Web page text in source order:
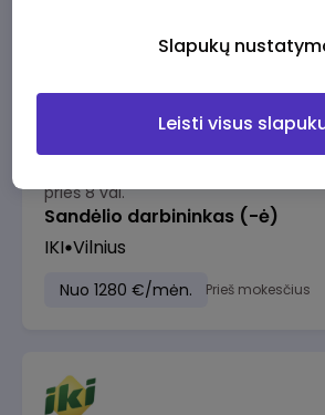
3000 - 3650 €/mėn. Prieš
prieš 8 val.
Sandėlio darbininkas (-ė)
IKI Vilnius
Nuo 1280 €/mėn. Prieš mokesčius
Slapukų
Leisti visus